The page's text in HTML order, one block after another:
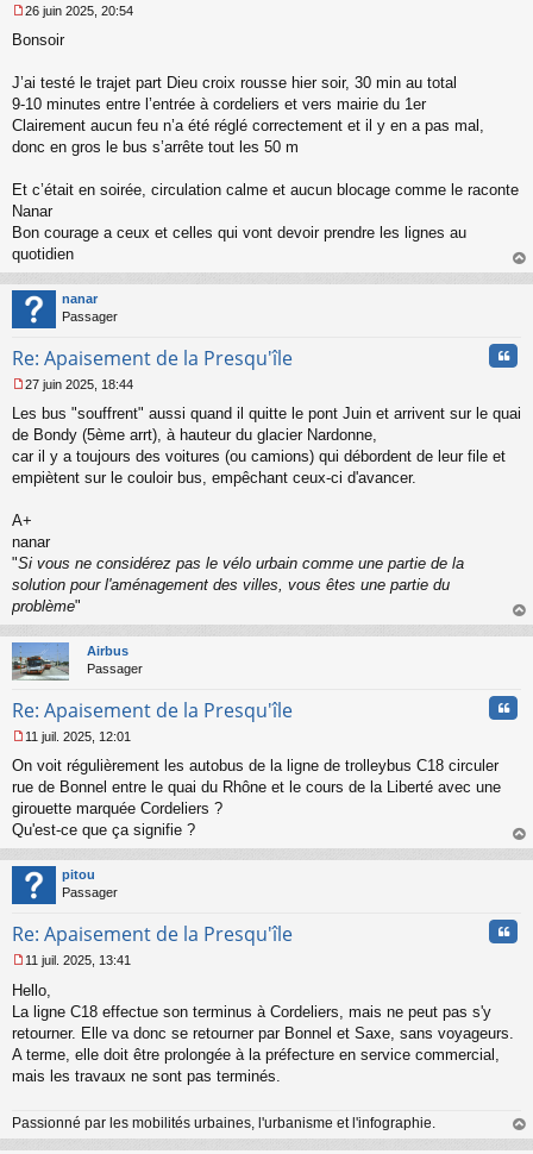
e
s
a
g
e
n
n
u
26 juin 2025, 20:54
Bonsoir
J’ai testé le trajet part Dieu croix rousse hier soir, 30 min au total
9-10 minutes entre l’entrée à cordeliers et vers mairie du 1er
Clairement aucun feu n’a été réglé correctement et il y en a pas mal,
donc en gros le bus s’arrête tout les 50 m
Et c’était en soirée, circulation calme et aucun blocage comme le raconte
Nanar
Bon courage a ceux et celles qui vont devoir prendre les lignes au
quotidien
au
nanar
Passager
Re: Apaisement de la Presqu'île
e
s
s
g
n
o
n
u
27 juin 2025, 18:44
Les bus "souffrent" aussi quand il quitte le pont Juin et arrivent sur le quai
de Bondy (5ème arrt), à hauteur du glacier Nardonne,
car il y a toujours des voitures (ou camions) qui débordent de leur file et
empiètent sur le couloir bus, empêchant ceux-ci d'avancer.
A+
nanar
"Si vous ne considérez pas le vélo urbain comme une partie de la
solution pour l'aménagement des villes, vous êtes une partie du
problème"
au
Airbus
Passager
Re: Apaisement de la Presqu'île
e
s
s
g
n
o
l
u
11 juil. 2025, 12:01
On voit régulièrement les autobus de la ligne de trolleybus C18 circuler
rue de Bonnel entre le quai du Rhône et le cours de la Liberté avec une
girouette marquée Cordeliers ?
Qu'est-ce que ça signifie ?
au
pitou
Passager
Re: Apaisement de la Presqu'île
e
s
s
g
e
11 juil. 2025, 13:41
Hello,
La ligne C18 effectue son terminus à Cordeliers, mais ne peut pas s'y
retourner. Elle va donc se retourner par Bonnel et Saxe, sans voyageurs.
A terme, elle doit être prolongée à la préfecture en service commercial,
mais les travaux ne sont pas terminés.
Passionné par les mobilités urbaines, l'urbanisme et l'infographie.
au